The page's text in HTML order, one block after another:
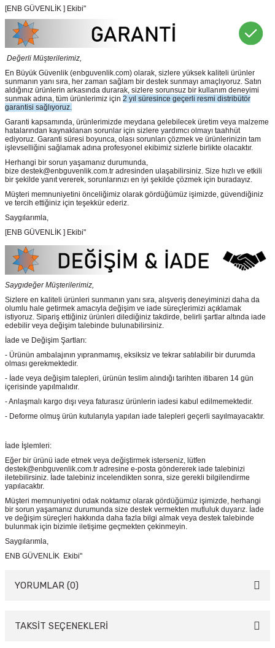
[ENB GÜVENLİK ] Ekibi"
Değerli Müşterilerimiz,
En Büyük Güvenlik (enbguvenlik.com) olarak, sizlere yüksek kaliteli ürünler
sunmanın yanı sıra, her zaman sağlam bir destek sunmayı amaçlıyoruz. Satın
aldığınız ürünlerin arkasında durarak, sizlere sorunsuz bir kullanım deneyimi
sunmak adına, tüm ürünlerimiz için 2 yıl süresince geçerli resmi distribütör
garantisi sağlıyoruz.
Garanti kapsamında, ürünlerimizde meydana gelebilecek üretim veya malzeme
hatalarından kaynaklanan sorunlar için sizlere yardımcı olmayı taahhüt
ediyoruz. Garanti süresi boyunca, olası sorunları çözmek ve ürünlerinizin tam
işlevselliğini sağlamak adına profesyonel ekibimiz sizlerle birlikte olacaktır.
Herhangi bir sorun yaşamanız durumunda,
bize destek@enbguvenlik.com.tr adresinden ulaşabilirsiniz. Size hızlı ve etkili
bir şekilde yanıt vererek, sorunlarınızı en iyi şekilde çözmek için buradayız.
Müşteri memnuniyetini önceliğimiz olarak gördüğümüz işimizde, güvendiğiniz
ve tercih ettiğiniz için teşekkür ederiz.
Saygılarımla,
[ENB GÜVENLİK ] Ekibi"
Saygıdeğer Müşterilerimiz,
Sizlere en kaliteli ürünleri sunmanın yanı sıra, alışveriş deneyiminizi daha da
olumlu hale getirmek amacıyla değişim ve iade süreçlerimizi açıklamak
istiyoruz. Sipariş ettiğiniz ürünleri dilediğiniz takdirde, belirli şartlar altında iade
edebilir veya değişim talebinde bulunabilirsiniz.
İade ve Değişim Şartları:
- Ürünün ambalajının yıpranmamış, eksiksiz ve tekrar satılabilir bir durumda
olması gerekmektedir.
- İade veya değişim talepleri, ürünün teslim alındığı tarihten itibaren 14 gün
içerisinde yapılmalıdır.
- Anlaşmalı kargo dışı veya faturasız ürünlerin iadesi kabul edilmemektedir.
- Deforme olmuş ürün kutularıyla yapılan iade talepleri geçerli sayılmayacaktır.
İade İşlemleri:
Eğer bir ürünü iade etmek veya değiştirmek isterseniz, lütfen
destek@enbguvenlik.com.tr adresine e-posta göndererek iade talebinizi
iletebilirsiniz. İade talebiniz incelendikten sonra, size gerekli bilgilendirme
yapılacaktır.
Müşteri memnuniyetini odak noktamız olarak gördüğümüz işimizde, herhangi
bir sorun yaşamanız durumunda size destek vermekten mutluluk duyarız. İade
ve değişim süreçleri hakkında daha fazla bilgi almak veya destek talebinde
bulunmak için bizimle iletişime geçmekten çekinmeyin.
Saygılarımla,
ENB GÜVENLİK Ekibi"
YORUMLAR (0)
Bu ürüne ilk yorumu siz yapın!
TAKSİT SEÇENEKLERİ